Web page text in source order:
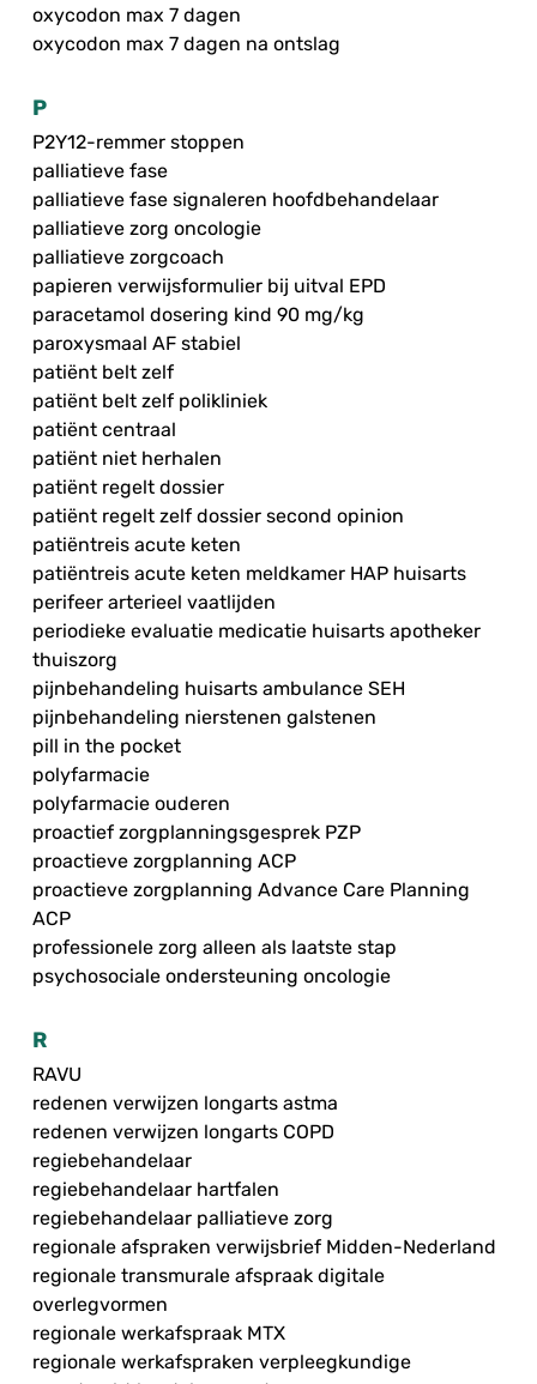
oxycodon max 7 dagen
oxycodon max 7 dagen na ontslag
P
P2Y12-remmer stoppen
palliatieve fase
palliatieve fase signaleren hoofdbehandelaar
palliatieve zorg oncologie
palliatieve zorgcoach
papieren verwijsformulier bij uitval EPD
paracetamol dosering kind 90 mg/kg
paroxysmaal AF stabiel
patiënt belt zelf
patiënt belt zelf polikliniek
patiënt centraal
patiënt niet herhalen
patiënt regelt dossier
patiënt regelt zelf dossier second opinion
patiëntreis acute keten
patiëntreis acute keten meldkamer HAP huisarts
perifeer arterieel vaatlijden
periodieke evaluatie medicatie huisarts apotheker
thuiszorg
pijnbehandeling huisarts ambulance SEH
pijnbehandeling nierstenen galstenen
pill in the pocket
polyfarmacie
polyfarmacie ouderen
proactief zorgplanningsgesprek PZP
proactieve zorgplanning ACP
proactieve zorgplanning Advance Care Planning
ACP
professionele zorg alleen als laatste stap
psychosociale ondersteuning oncologie
R
RAVU
redenen verwijzen longarts astma
redenen verwijzen longarts COPD
regiebehandelaar
regiebehandelaar hartfalen
regiebehandelaar palliatieve zorg
regionale afspraken verwijsbrief Midden-Nederland
regionale transmurale afspraak digitale
overlegvormen
regionale werkafspraak MTX
regionale werkafspraken verpleegkundige